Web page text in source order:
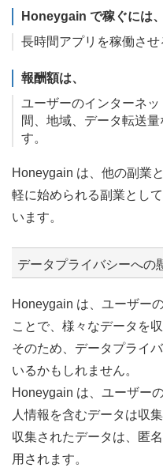
Honeygain で稼ぐには、
長時間アプリを稼働させ
報酬額は、
ユーザーのインターネ
間、地域、データ転送
す。
Honeygain は、他の副業
軽に始められる副業とし
います。
データプライバシーへの
Honeygain は、ユーザー
ことで、様々なデータを
そのため、データプライ
いるかもしれません。
Honeygain は、ユーザー
人情報を含むデータは収
収集されたデータは、匿
用されます。